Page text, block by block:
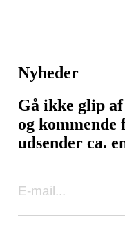
Nyheder
Gå ikke glip
og
udsender ca.